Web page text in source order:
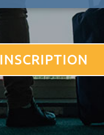
INSCRIPTION